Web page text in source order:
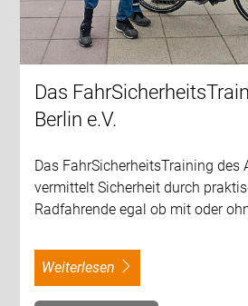
Das
Berlin e.V.
Das FahrSicherheitsTraining des
vermittelt Sicherheit durch
Radfahrende egal ob mit oder
weiterlesen